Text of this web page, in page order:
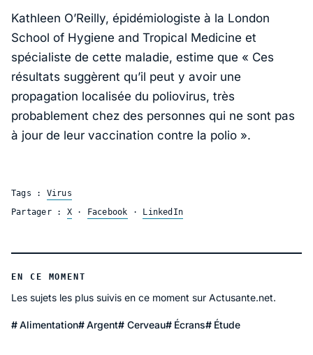
Kathleen O’Reilly, épidémiologiste à la London
School of Hygiene and Tropical Medicine et
spécialiste de cette maladie, estime que « Ces
résultats suggèrent qu’il peut y avoir une
propagation localisée du poliovirus, très
probablement chez des personnes qui ne sont pas
à jour de leur vaccination contre la polio ».
Tags : Virus
Partager : X· Facebook · LinkedIn
EN CE MOMENT
Les sujets les plus suivis en ce moment sur Actusante.net.
Alimentation Argent Cerveau Écrans Étude